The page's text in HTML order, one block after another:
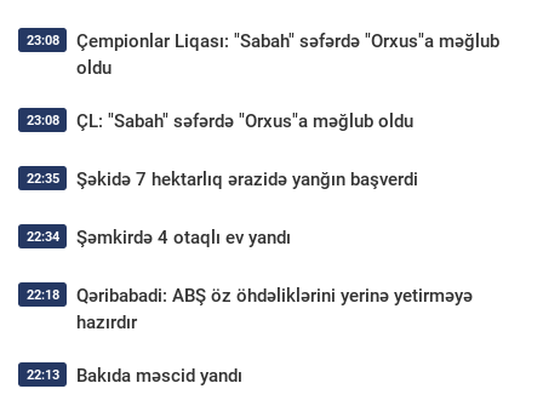
23:08
Çempionlar Liqası: "Sabah" səfərdə "Orxus"a məğlub
oldu
23:08 ÇL: "Sabah" səfərdə "Orxus"a məğlub oldu
22:35 Şəkidə 7 hektarlıq ərazidə yanğın başverdi
22:34 Şəmkirdə 4 otaqlı ev yandı
22:18
Qəribabadi: ABŞ öz öhdəliklərini yerinə yetirməyə
hazırdır
22:13 Bakıda məscid yandı